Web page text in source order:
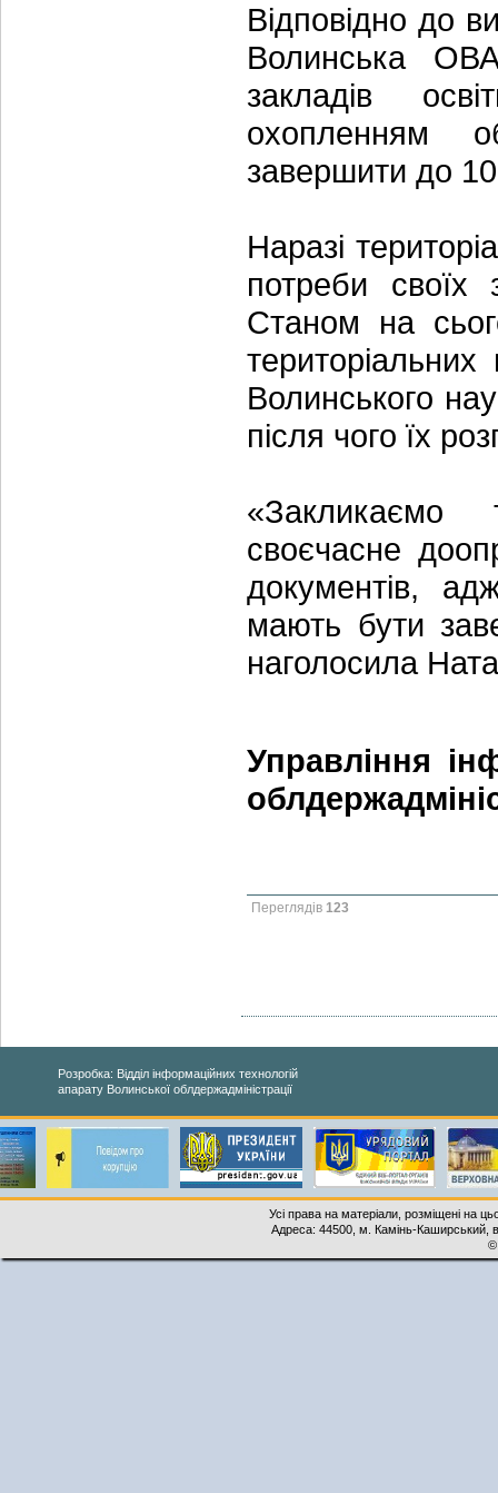
Відповідно до
Волинська
закладів
охопленням
завершити до
Наразі
потреби своїх
Станом на
Волинського
після чого їх
«Закликаємо
своєчасне
документів,
мають бути
наголосила
Управління
Переглядів 123
Розробка: Відділ інформаційних технологій
апарату Волинської облдержадміністрації
Усі права на матеріали, розміщені на
Адреса: 44500, м. Камінь-Каширський,
©